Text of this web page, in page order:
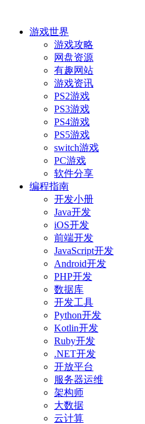
游戏世界
游戏攻略
网盘资源
有趣网站
游戏资讯
PS2游戏
PS3游戏
PS4游戏
PS5游戏
switch游戏
PC游戏
软件分享
编程指南
开发小册
Java开发
iOS开发
前端开发
JavaScript开发
Android开发
PHP开发
数据库
开发工具
Python开发
Kotlin开发
Ruby开发
.NET开发
开放平台
服务器运维
架构师
大数据
云计算